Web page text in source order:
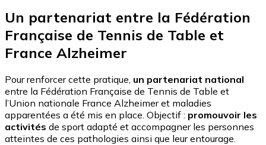
Un partenariat entre la Fédération
Française de Tennis de Table et
France Alzheimer
Pour renforcer cette pratique, un partenariat national
entre la Fédération Française de Tennis de Table et
l’Union nationale France Alzheimer et maladies
apparentées a été mis en place. Objectif : promouvoir les
activités de sport adapté et accompagner les personnes
atteintes de ces pathologies ainsi que leur entourage.